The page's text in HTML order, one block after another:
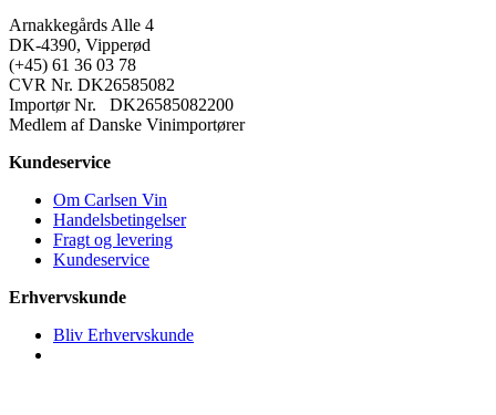
Arnakkegårds Alle 4
DK-4390, Vipperød
(+45) 61 36 03 78
CVR Nr. DK26585082
Importør Nr. DK26585082200
Medlem af Danske Vinimportører
Kundeservice
Om Carlsen Vin
Handelsbetingelser
Fragt og levering
Kundeservice
Erhvervskunde
Bliv Erhvervskunde